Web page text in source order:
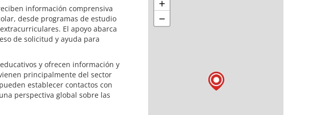
información comprensiva
desde programas de estudio
El apoyo abarca
de solicitud y ayuda para
y ofrecen información y
principalmente del sector
establecer contactos con
perspectiva global sobre las
+
−